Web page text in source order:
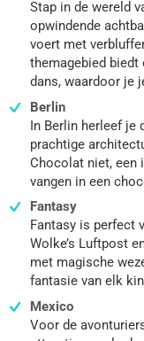
Stap in de wereld
opwindende
voert met
themagebied
dans, waardoor je
Berlin
In Berlin herleef je
prachtige
Chocolat niet, een
vangen in een
Fantasy
Fantasy is perfect
Wolke’s Luftpost
met magische
fantasie van elk
Mexico
Voor de